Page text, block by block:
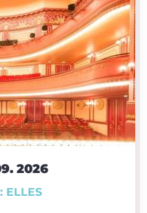
2026
ELLES